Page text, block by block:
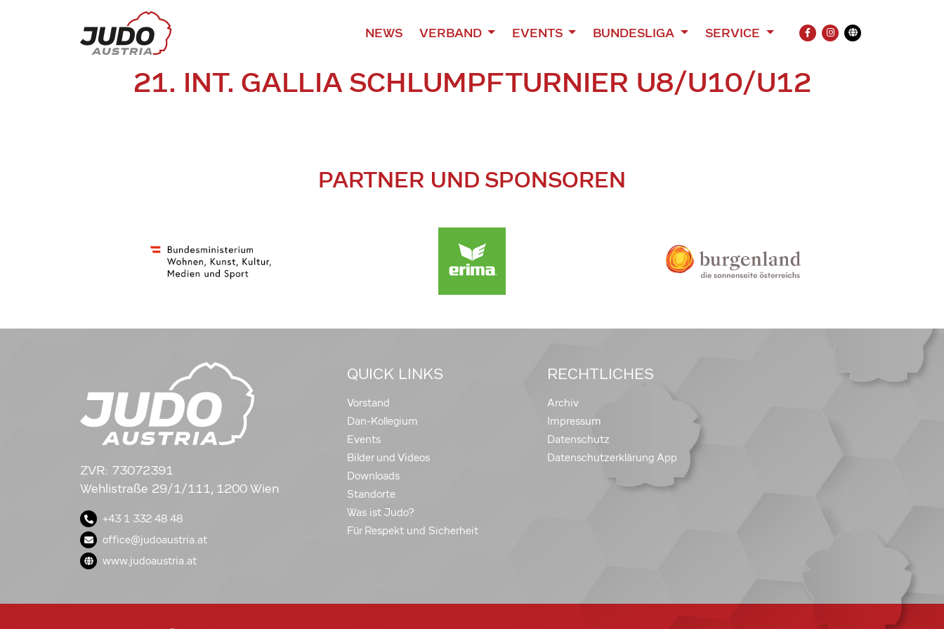
NEWS VERBAND EVENTS BUNDESLIGA SERVICE
FACEBOOK
INSTAGRAM
Übersetzung
21. INT. GALLIA SCHLUMPFTURNIER U8/U10/U12
PARTNER UND SPONSOREN
ZVR: 73072391
Wehlistraße 29/1/111, 1200 Wien
+43 1 332 48 48
office@judoaustria.at
www.judoaustria.at
QUICK LINKS
Vorstand
Dan-Kollegium
Events
Bilder und Videos
Downloads
Standorte
Was ist Judo?
Für Respekt und Sicherheit
RECHTLICHES
Archiv
Impressum
Datenschutz
Datenschutzerklärung App